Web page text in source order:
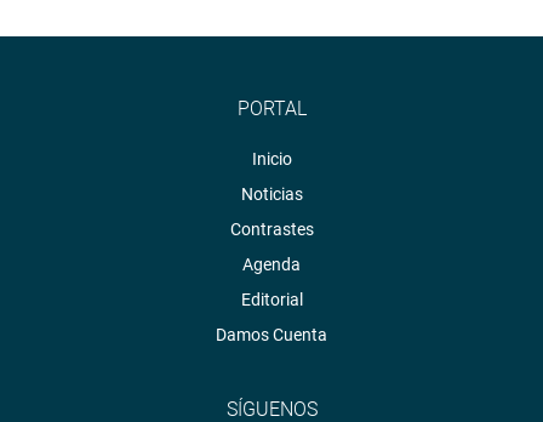
PORTAL
Inicio
Noticias
Contrastes
Agenda
Editorial
Damos Cuenta
SÍGUENOS